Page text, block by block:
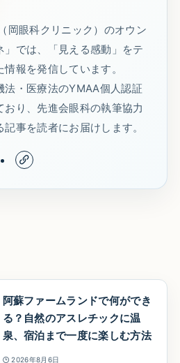
岡眼科クリニック）のオウン
」では、「見える感動」をテ
報を発信しています。
法・医療法のYMAA個人認証
おり、先進会眼科の執筆協力
事を読者にお届けします。
阿蘇ファームランドで何ができ
る？自然のアスレチックに温
泉、宿泊まで一度に楽しむ方法
2026年8月6日